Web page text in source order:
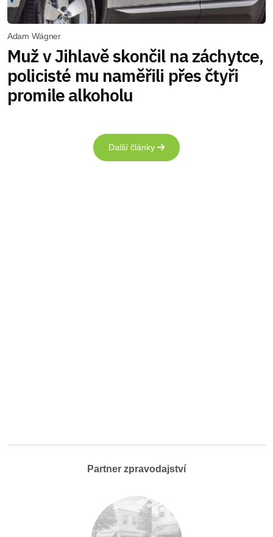
Adam Wágner
Muž v Jihlavě skončil na záchytce,
policisté mu naměřili přes čtyři
promile alkoholu
Další články
Partner zpravodajství